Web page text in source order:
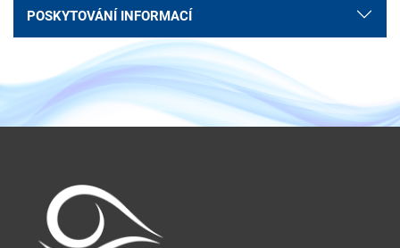
POSKYTOVÁNÍ INFORMACÍ